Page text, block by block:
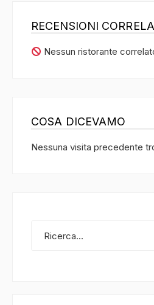
RECENSIONI
Nessun ristorante
COSA DICEVAMO
Nessuna visita precedente